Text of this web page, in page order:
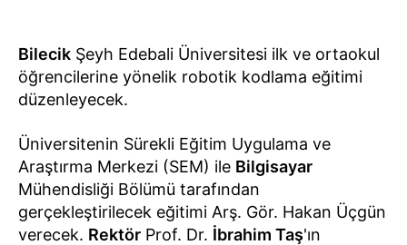
Bilecik Şeyh Edebali Üniversitesi ilk ve ortaokul
öğrencilerine yönelik robotik kodlama eğitimi
düzenleyecek.
Üniversitenin Sürekli Eğitim Uygulama ve
Araştırma Merkezi (SEM) ile Bilgisayar
Mühendisliği Bölümü tarafından
gerçekleştirilecek eğitimi Arş. Gör. Hakan Üçgün
verecek. Rektör Prof. Dr. İbrahim Taş'ın